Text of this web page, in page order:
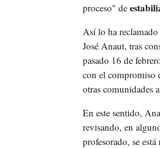
proceso" de
Así lo ha
José Anaut, tras
pasado 16 de
con el compromiso
otras comunidades
En este sentido,
revisando, en
profesorado, se